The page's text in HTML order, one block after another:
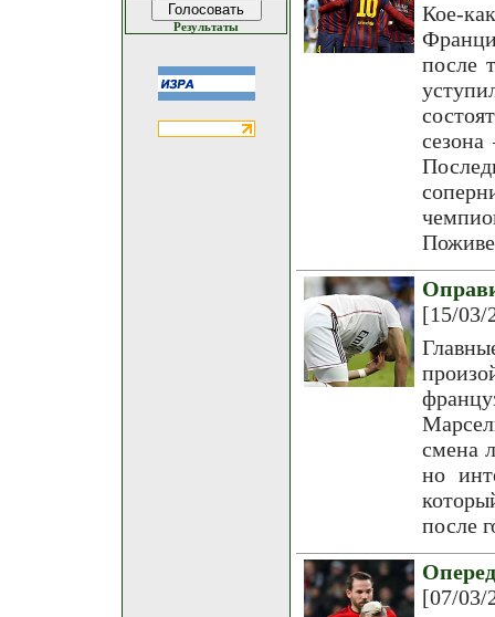
Результаты
Кое-
после
сезона
[15/03/
смена
но
после
[07/03/